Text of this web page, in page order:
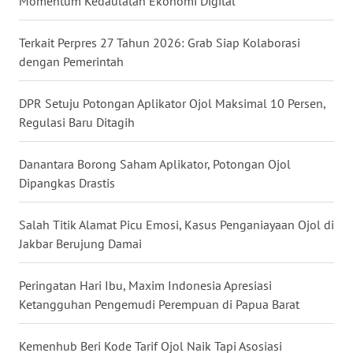
Terkait Perpres 27 Tahun 2026: Grab Siap Kolaborasi
dengan Pemerintah
DPR Setuju Potongan Aplikator Ojol Maksimal 10 Persen,
Regulasi Baru Ditagih
Danantara Borong Saham Aplikator, Potongan Ojol
Dipangkas Drastis
Salah Titik Alamat Picu Emosi, Kasus Penganiayaan Ojol di
Jakbar Berujung Damai
Peringatan Hari Ibu, Maxim Indonesia Apresiasi
Ketangguhan Pengemudi Perempuan di Papua Barat
Kemenhub Beri Kode Tarif Ojol Naik Tapi Asosiasi
WN
NUSANTARA
WN
WN
WN
KALTENG